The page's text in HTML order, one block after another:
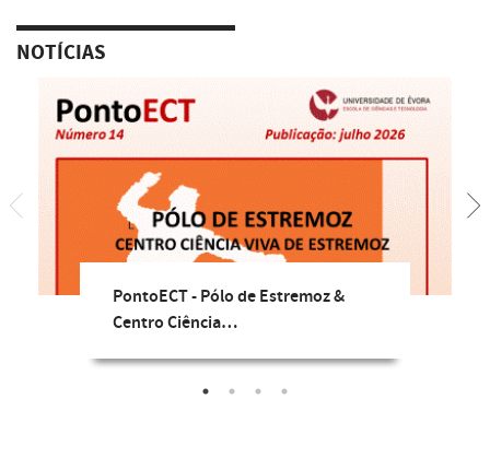
NOTÍCIAS
PontoECT - Pólo de Estremoz &
Centro Ciência…